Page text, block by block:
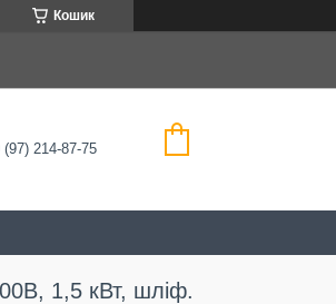
Кошик
(97) 214-87-75
1,5 кВт, шліф.